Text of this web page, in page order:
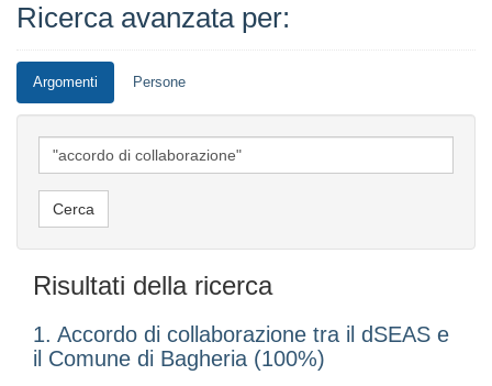
Ricerca avanzata per:
Argomenti Persone
Risultati della ricerca
1. Accordo di collaborazione tra il dSEAS e
il Comune di Bagheria (100%)